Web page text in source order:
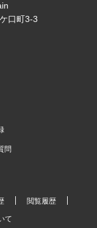
口町3-3
問
閲覧履歴
て